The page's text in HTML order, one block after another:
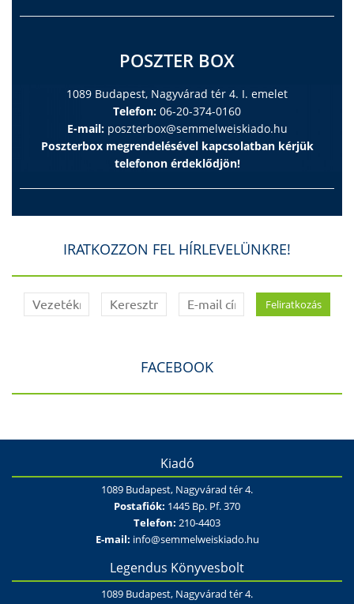
POSZTER BOX
1089 Budapest, Nagyvárad tér 4. I. emelet
Telefon: 06-20-374-0160
E-mail: poszterbox@semmelweiskiado.hu
Poszterbox megrendelésével kapcsolatban kérjük
telefonon érdeklődjön!
IRATKOZZON FEL HÍRLEVELÜNKRE!
FACEBOOK
Kiadó
1089 Budapest, Nagyvárad tér 4.
Postafiók: 1445 Bp. Pf. 370
Telefon: 210-4403
E-mail: info@semmelweiskiado.hu
Legendus Könyvesbolt
1089 Budapest, Nagyvárad tér 4.